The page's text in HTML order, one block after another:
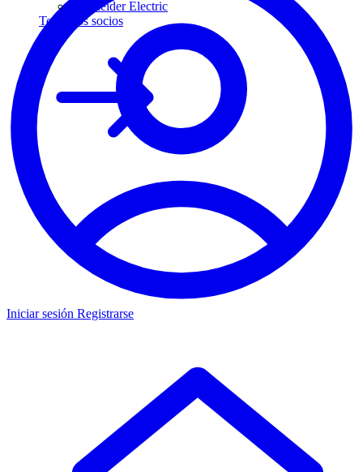
Schneider Electric
Todos los socios
Iniciar sesión Registrarse